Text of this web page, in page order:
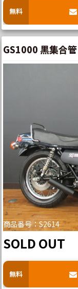
無料
GS1000 黒集合管
商品番号：S2614
SOLD OUT
無料